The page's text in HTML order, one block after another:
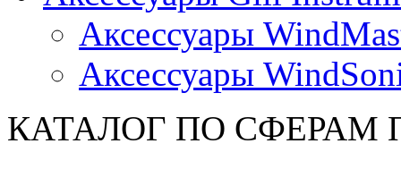
Аксессуары
Аксессуары
КАТАЛОГ ПО СФЕРАМ